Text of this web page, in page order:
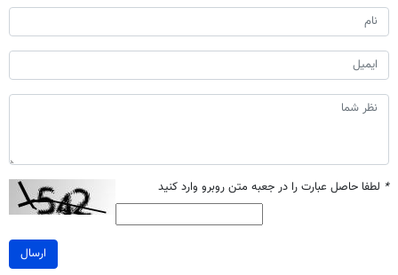
* لطفا حاصل عبارت را در جعبه متن روبرو وارد کنید
ارسال